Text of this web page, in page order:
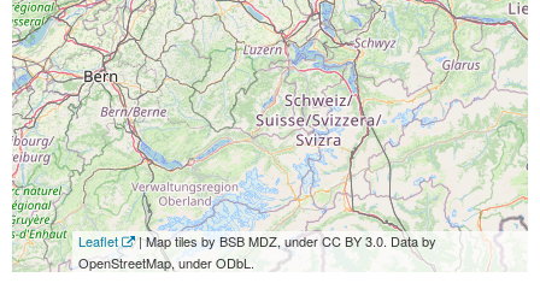
Leaflet
| Map tiles by BSB MDZ, under CC BY 3.0. Data by
OpenStreetMap, under ODbL.